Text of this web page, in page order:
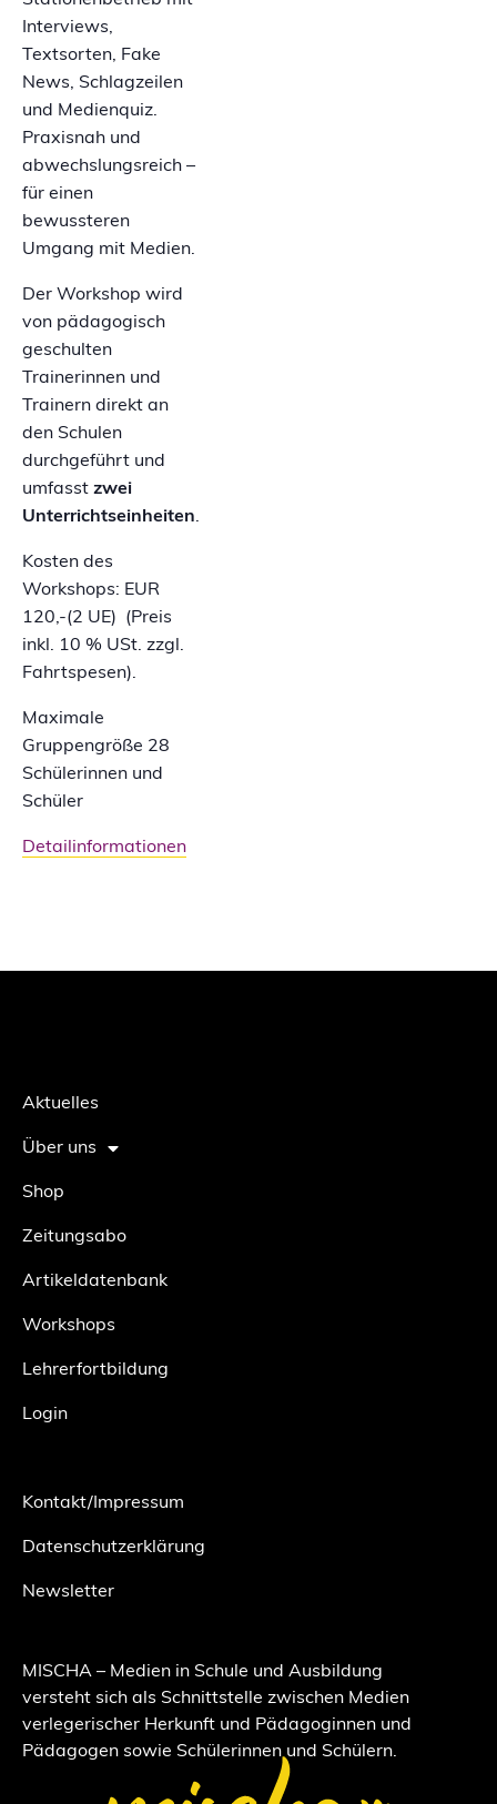
Interviews,
Textsorten, Fake
News, Schlagzeilen
und Medienquiz.
Praxisnah und
abwechslungsreich –
für einen
bewussteren
Umgang mit Medien.
Der Workshop wird
von pädagogisch
geschulten
Trainerinnen und
Trainern direkt an
den Schulen
durchgeführt und
umfasst zwei
Unterrichtseinheiten.
Kosten des
Workshops: EUR
120,-(2 UE) (Preis
inkl. 10 % USt. zzgl.
Fahrtspesen).
Maximale
Gruppengröße 28
Schülerinnen und
Schüler
Detailinformationen
Aktuelles
Über uns
Shop
Zeitungsabo
Artikeldatenbank
Workshops
Lehrerfortbildung
Login
Kontakt/Impressum
Datenschutzerklärung
Newsletter
MISCHA – Medien in Schule und Ausbildung
versteht sich als Schnittstelle zwischen Medien
verlegerischer Herkunft und Pädagoginnen und
Pädagogen sowie Schülerinnen und Schülern.